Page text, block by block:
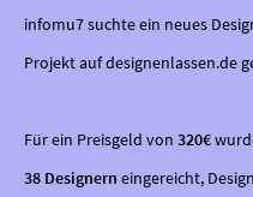
infomu7 suchte ein neues
Projekt auf designenlassen.de
Für ein Preisgeld von 320€
38 Designern eingereicht,